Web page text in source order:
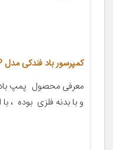
کمپرسور باد فندکی مدل 965KP
و با بدنه فلزی بوده ،